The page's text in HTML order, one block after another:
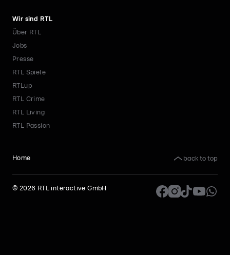
Wir sind RTL
Über RTL
Jobs
Presse
RTL Spiele
RTLup
RTL Crime
RTL Living
RTL Passion
Home back to top
© 2026 RTL interactive GmbH